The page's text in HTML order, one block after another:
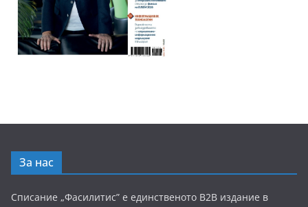
За нас
Списание „Фасилитис” е единственото B2B издание в